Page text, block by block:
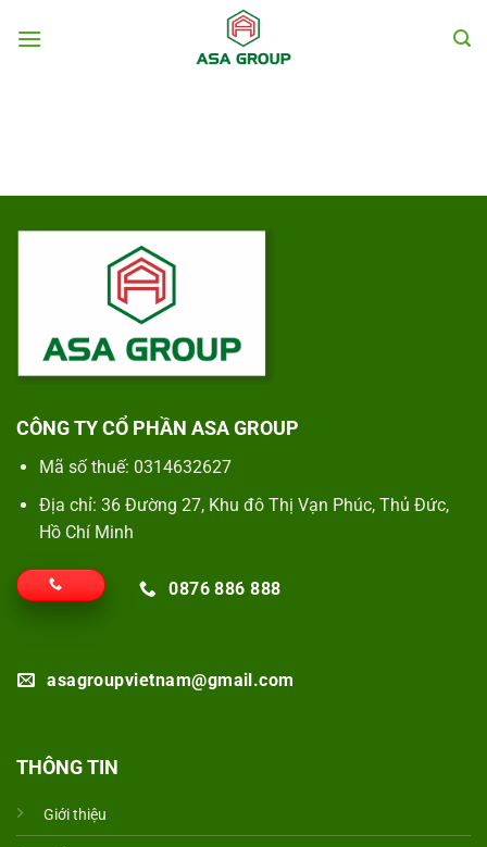
đến
CÔNG TY CỔ PHẦN ASA GROUP
Mã số thuế: 0314632627
Địa chỉ: 36 Đường 27, Khu đô Thị Vạn Phúc, Thủ Đức,
Hồ Chí Minh
0876 886 888
asagroupvietnam@gmail.com
THÔNG TIN
Giới thiệu